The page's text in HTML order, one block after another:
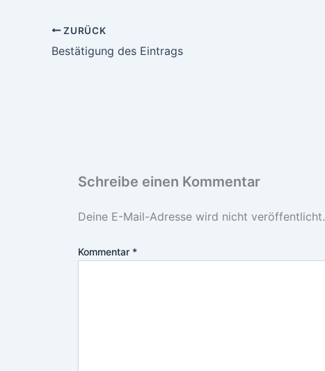
ZURÜCK
Bestätigung des Eintrags
Schreibe einen Kommentar
Deine E-Mail-Adresse wird nicht veröffentlicht.
Kommentar *